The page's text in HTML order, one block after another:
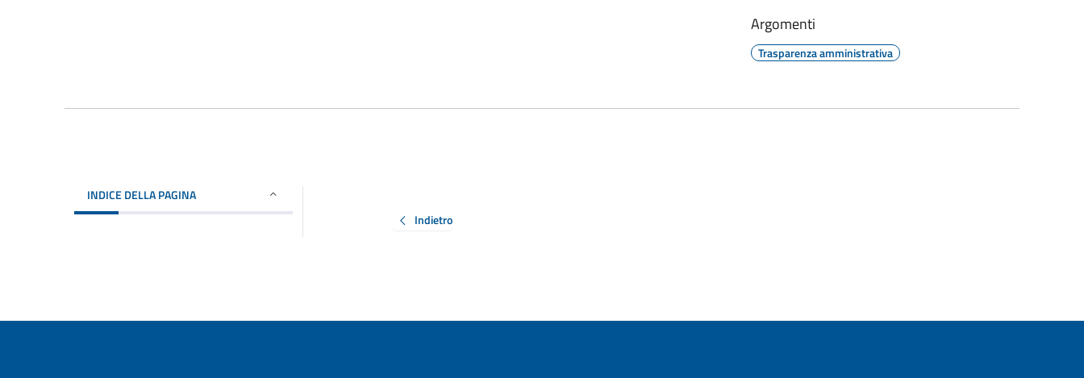
Argomenti
Trasparenza amministrativa
INDICE DELLA PAGINA
Indietro